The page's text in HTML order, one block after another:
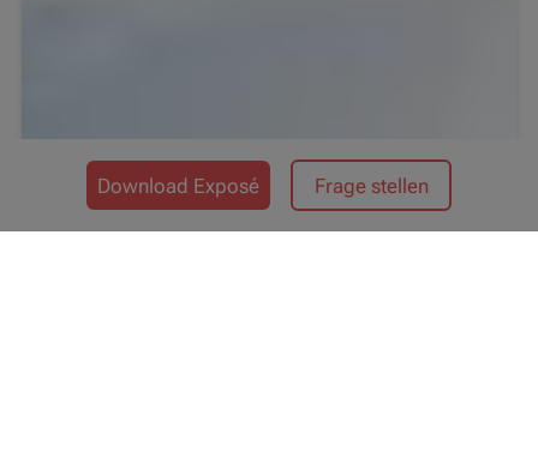
Download Exposé Frage stellen